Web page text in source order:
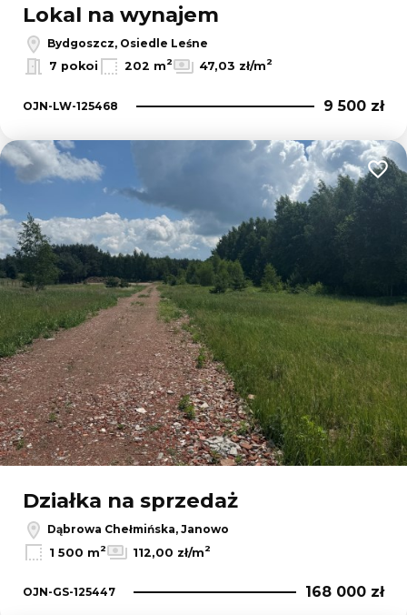
Lokal na wynajem
Bydgoszcz, Osiedle Leśne
7 pokoi
202 m2 47,03 zł/m2
OJN-LW-125468 9 500 zł
Działka na sprzedaż
Dąbrowa Chełmińska, Janowo
1 500 m2 112,00 zł/m2
OJN-GS-125447 168 000 zł